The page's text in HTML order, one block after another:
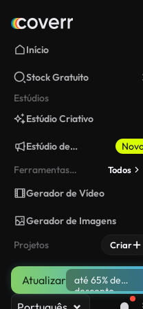
Início
Stock Gratuito
Estúdios
Estúdio Criativo
Estúdio de
Ferramentas
Todos
Gerador de Vídeo
Gerador de Imagens
Projetos
Criar
Atualizar
até 65% de
desconto